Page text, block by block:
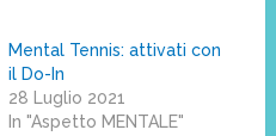
Mental Tennis: attivati con
il Do-In
28 Luglio 2021
In "Aspetto MENTALE"